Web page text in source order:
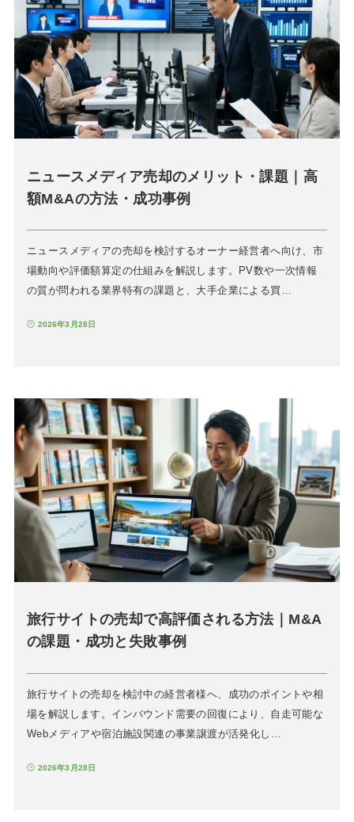
ニュースメディア売却のメリット・課題｜高
額M&Aの方法・成功事例
ニュースメディアの売却を検討するオーナー経営者へ向け、市
場動向や評価額算定の仕組みを解説します。PV数や一次情報
の質が問われる業界特有の課題と、大手企業による買…
2026年3月28日
旅行サイトの売却で高評価される方法｜M&A
の課題・成功と失敗事例
旅行サイトの売却を検討中の経営者様へ、成功のポイントや相
場を解説します。インバウンド需要の回復により、自走可能な
Webメディアや宿泊施設関連の事業譲渡が活発化し…
2026年3月28日